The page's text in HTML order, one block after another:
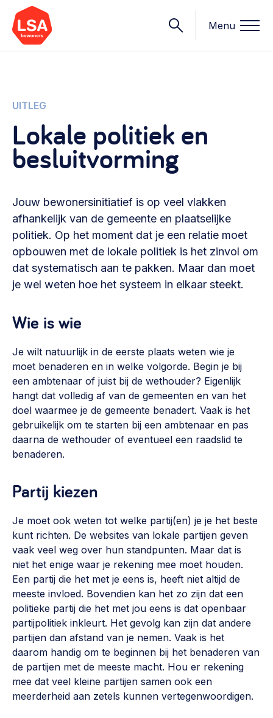
Menu
Onderwerpen
Starten van een initiatief
Rechtsvormen, positionering, organisatiemodellen >
Financieringsvormen, administratie, begroting en omzet >
Organisatie en beheer
Bestuur, horeca, evenementen, verhuur en communicatie >
Vrijwilligers en medewerkers
Huren of kopen, maatschappelijk vastgoed,
ontmoetingsplekken >
Sociaal ondernemen
Bewonersbedrijf starten, ondernemingsplan maken >
Buurtbewoners verbinden
Community building en ABCD, welkomstcultuur >
Zorgzame gemeenschappen
Betrokken buurten, contact stimuleren, netwerken
Wijkaanpak
Werken aan de wijk, ABCD, WijkWijzer >
Weerbare gemeenschappen
Voorbereiden op crisis, noodsteunpunten,
ontmoetingsplekken >
Buurtenergie
Energiecollectieven, buurt vergroenen, SDG >
Meebeslissen
Uitdaagrecht, gemeenschapsfondsen, lokale democratie >
Wat we doen
Contact
Nieuws
Opinie
Lid worden
Vraag stellen
030 231 7511
info@lsabewoners.nl
UITLEG
Lokale politiek en
besluitvorming
Jouw bewonersinitiatief is op veel vlakken
afhankelijk van de gemeente en plaatselijke
politiek. Op het moment dat je een relatie moet
opbouwen met de lokale politiek is het zinvol om
dat systematisch aan te pakken. Maar dan moet
je wel weten hoe het systeem in elkaar steekt.
Wie is wie
Je wilt natuurlijk in de eerste plaats weten wie je
moet benaderen en in welke volgorde. Begin je bij
een ambtenaar of juist bij de wethouder? Eigenlijk
hangt dat volledig af van de gemeenten en van het
doel waarmee je de gemeente benadert. Vaak is het
gebruikelijk om te starten bij een ambtenaar en pas
daarna de wethouder of eventueel een raadslid te
benaderen.
Partij kiezen
Je moet ook weten tot welke partij(en) je je het beste
kunt richten. De websites van lokale partijen geven
vaak veel weg over hun standpunten. Maar dat is
niet het enige waar je rekening mee moet houden.
Een partij die het met je eens is, heeft niet altijd de
meeste invloed. Bovendien kan het zo zijn dat een
politieke partij die het met jou eens is dat openbaar
partijpolitiek inkleurt. Het gevolg kan zijn dat andere
partijen dan afstand van je nemen. Vaak is het
daarom handig om te beginnen bij het benaderen van
de partijen met de meeste macht. Hou er rekening
mee dat veel kleine partijen samen ook een
meerderheid aan zetels kunnen vertegenwoordigen.